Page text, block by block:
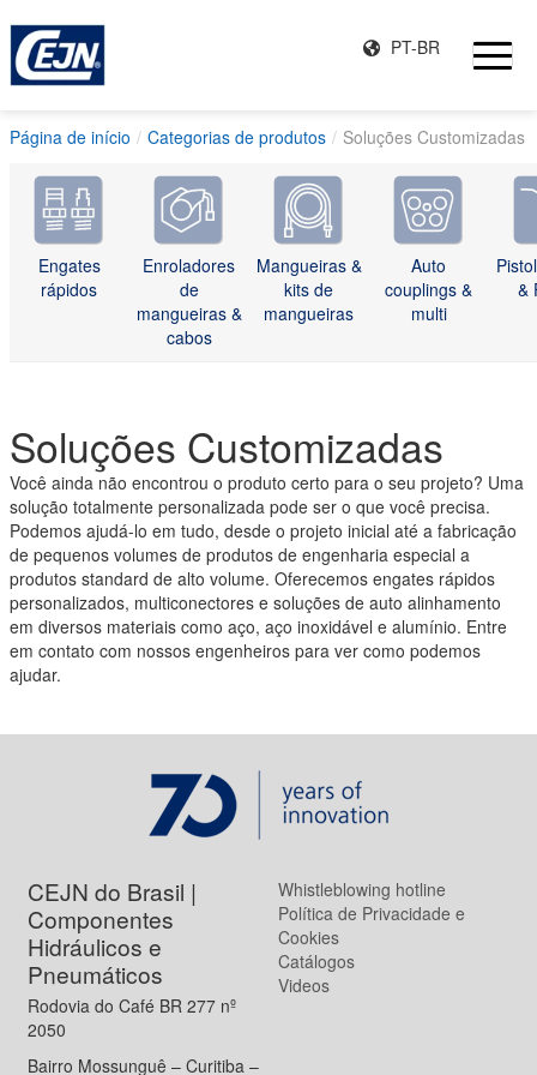
PT-BR
Página de início Categorias de produtos Soluções Customizadas
Engates
rápidos
Enroladores
de
mangueiras &
cabos
Mangueiras &
kits de
mangueiras
Auto
couplings &
multi
&
Soluções Customizadas
Você ainda não encontrou o produto certo para o seu projeto? Uma
solução totalmente personalizada pode ser o que você precisa.
Podemos ajudá-lo em tudo, desde o projeto inicial até a fabricação
de pequenos volumes de produtos de engenharia especial a
produtos standard de alto volume. Oferecemos engates rápidos
personalizados, multiconectores e soluções de auto alinhamento
em diversos materiais como aço, aço inoxidável e alumínio. Entre
em contato com nossos engenheiros para ver como podemos
ajudar.
CEJN do Brasil |
Componentes
Hidráulicos e
Pneumáticos
Rodovia do Café BR 277 nº
2050
Bairro Mossunguê – Curitiba –
Whistleblowing hotline
Política de Privacidade e
Cookies
Catálogos
Videos